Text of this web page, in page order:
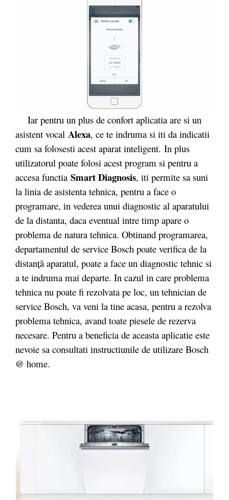
Iar pentru un plus de confort aplicatia are si un
asistent vocal Alexa, ce te indruma si iti da indicatii
cum sa folosesti acest aparat inteligent. In plus
utilizatorul poate folosi acest program si pentru a
accesa functia Smart Diagnosis, iti permite sa suni
la linia de asistenta tehnica, pentru a face o
programare, in vederea unui diagnostic al aparatului
de la distanta, daca eventual intre timp apare o
problema de natura tehnica. Obtinand programarea,
departamentul de service Bosch poate verifica de la
distanță aparatul, poate a face un diagnostic tehnic si
a te indruma mai departe. In cazul in care problema
tehnica nu poate fi rezolvata pe loc, un tehnician de
service Bosch, va veni la tine acasa, pentru a rezolva
problema tehnica, avand toate piesele de rezerva
necesare. Pentru a beneficia de aceasta aplicatie este
nevoie sa consultati instructiunile de utilizare Bosch
@ home.